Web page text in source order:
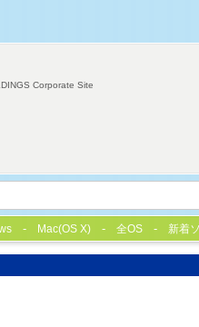
Corporate Site
Mac(OS X) 全OS 新着